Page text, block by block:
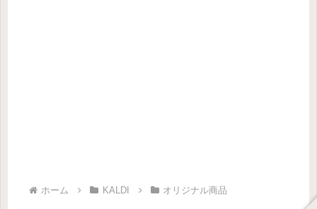
ホーム KALDI オリジナル商品